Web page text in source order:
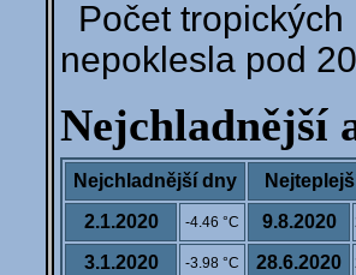
Počet
nepoklesla pod
Nejchladnější
Nejchladnější dny
2.1.2020
-4.46 °C 9.8.2020
3.1.2020 -3.98 °C 28.6.2020